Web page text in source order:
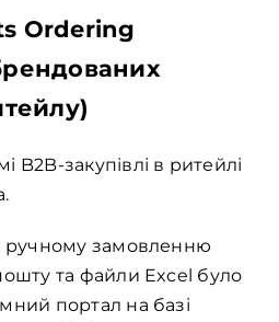
Ordering
B2B-закупівлі в ритейлі
ручному замовленню
та файли Excel було
портал на базі